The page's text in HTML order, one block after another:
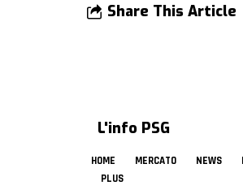
Share This Article
L'info PSG
HOME MERCATO NEWS
PLUS